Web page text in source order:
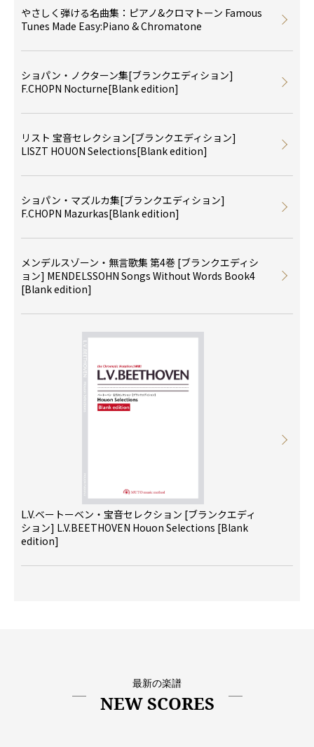
やさしく弾ける名曲集：ピアノ&クロマトーン Famous
Tunes Made Easy:Piano & Chromatone
ショパン・ノクターン集[ブランクエディション]
F.CHOPN Nocturne[Blank edition]
リスト 宝音セレクション[ブランクエディション]
LISZT HOUON Selections[Blank edition]
ショパン・マズルカ集[ブランクエディション]
F.CHOPN Mazurkas[Blank edition]
メンデルスゾーン・無言歌集 第4巻 [ブランクエディシ
ョン] MENDELSSOHN Songs Without Words Book4
[Blank edition]
L.V.ベートーベン・宝音セレクション [ブランクエディ
ション] L.V.BEETHOVEN Houon Selections [Blank
edition]
最新の楽譜
NEW SCORES